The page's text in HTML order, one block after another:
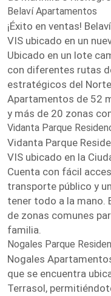
Belaví Apartamentos
¡Éxito en ventas!
VIS ubicado en un
Ubicado en un lote
con diferentes rutas
estratégicos del
Apartamentos de 52
y más de 20 zonas
Vidanta Parque
Vidanta Parque
VIS ubicado en la
Cuenta con fácil
transporte público y
tener todo a la mano.
de zonas comunes
familia.
Nogales Parque
Nogales
que se encuentra
Terrasol,